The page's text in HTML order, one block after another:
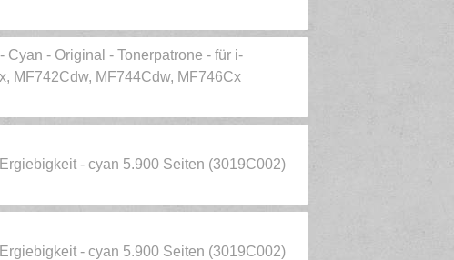
- Original - Tonerpatrone - für i-
MF742Cdw, MF744Cdw, MF746Cx
- cyan 5.900 Seiten (3019C002)
- cyan 5.900 Seiten (3019C002)